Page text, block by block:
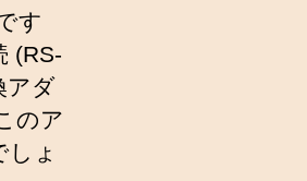
す
(RS-
アダ
のア
ょ